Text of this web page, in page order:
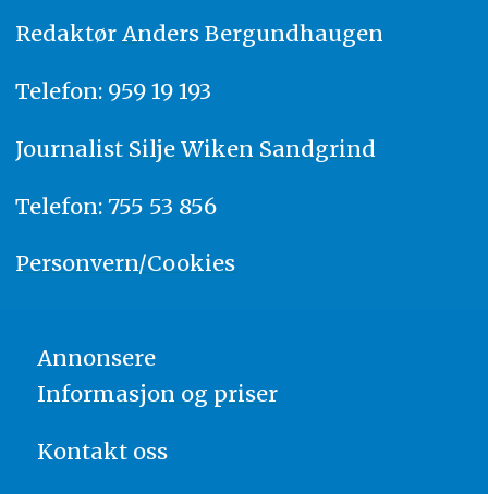
Redaktør Anders Bergundhaugen
Telefon: 959 19 193
Journalist Silje Wiken Sandgrind
Telefon: 755 53 856
Personvern/Cookies
Annonsere
Informasjon og priser
Kontakt oss